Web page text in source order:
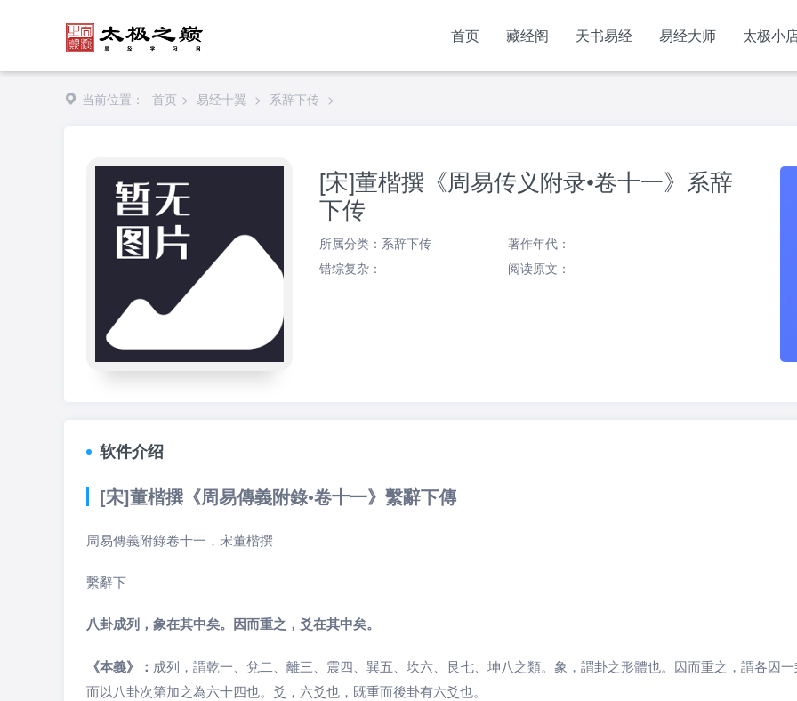
首页 藏经阁 天书易经 易经大师 太极小
当前位置： 首页 > 易经十翼 > 系辞下传 >
[宋]董楷撰《周易传义附录•卷十一》系辞
下传
所属分类： 系辞下传
著作年代：
错综复杂：
阅读原文：
软件介绍
[宋]董楷撰《周易傳義附錄•卷十一》繫辭下傳
周易傳義附錄卷十一，宋董楷撰
繫辭下
八卦成列，象在其中矣。因而重之，爻在其中矣。
《本義》： 成列，謂乾一、兌二、離三、震四、巽五、坎六、艮七、坤八之類。象，謂卦之形體也。因而重之，謂各因
而以八卦次第加之為六十四也。爻，六爻也，既重而後卦有六爻也。